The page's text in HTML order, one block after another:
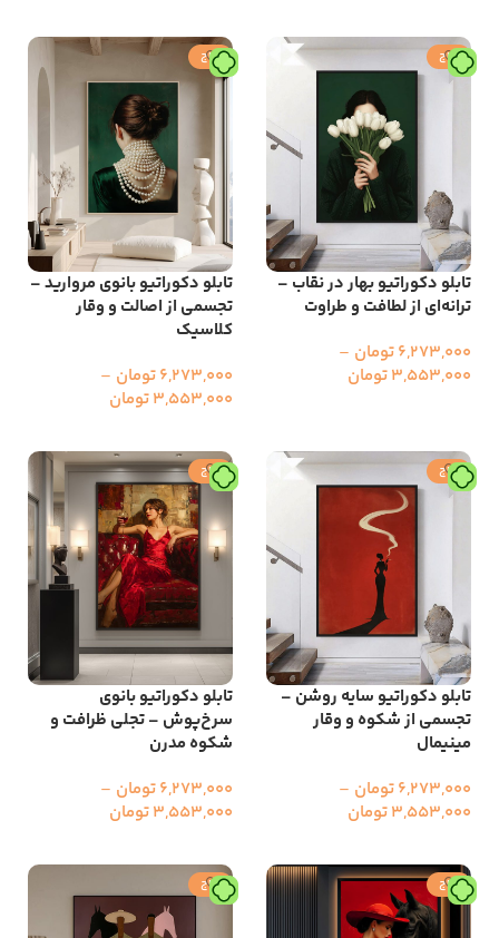
حراج
تابلو دکوراتیو بهار در نقاب –
ترانه‌ای از لطافت و طراوت
6,273,000تومان –
3,553,000تومان
حراج
تابلو دکوراتیو بانوی مروارید –
تجسمی از اصالت و وقار
کلاسیک
6,273,000تومان –
3,553,000تومان
حراج
تابلو دکوراتیو سایه روشن –
تجسمی از شکوه و وقار
مینیمال
6,273,000تومان –
3,553,000تومان
حراج
تابلو دکوراتیو بانوی
سرخ‌پوش – تجلی ظرافت و
شکوه مدرن
6,273,000تومان –
3,553,000تومان
حراج حراج